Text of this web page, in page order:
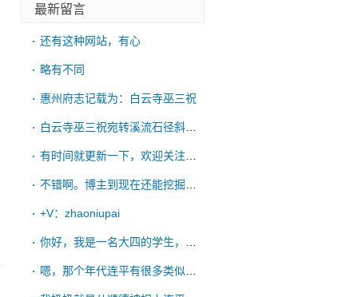
最新留言
还有这种网站，有心
略有不同
惠州府志记载为：白云寺巫三祝
+V：zhaoniupai